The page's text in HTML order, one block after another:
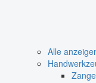
Alle